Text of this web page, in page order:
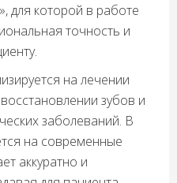
для которой в работе
точность и
на лечении
зубов и
заболеваний. В
на современные
аккуратно и